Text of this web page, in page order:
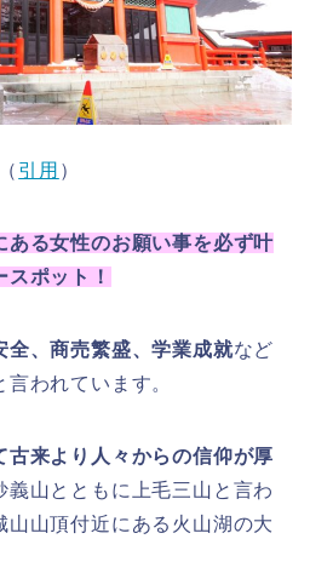
（ 引用 ）
ある女性のお願い事を必ず叶
ポット！
全、商売繁盛、学業成就など
われています。
古来より人々からの信仰が厚
義山とともに上毛三山と言わ
山山頂付近にある火山湖の大